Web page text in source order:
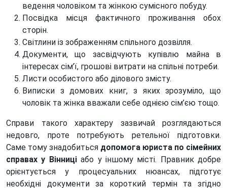
ведення чоловіком та жінкою сумісного побуду.
Посвідка місця фактичного проживання обох
сторін.
Світлини із зображенням спільного дозвілля.
Документи, що засвідчують купівлю майна в
інтересах сім’ї, грошові витрати на спільні потреби.
Листи особистого або ділового змісту.
Виписки з домових книг, з яких зрозуміло, що
чоловік та жінка вважали себе однією сім’єю тощо.
Справи такого характеру зазвичай розглядаються
недовго, проте потребують ретельної підготовки.
Саме тому знадобиться допомога юриста по сімейних
справах у Вінниціабо у іншому місті. Правник добре
орієнтується у процесуальних нюансах, підготує
необхідні документи за короткий термін та згідно